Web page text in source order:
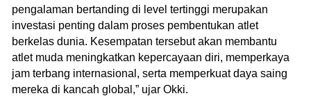
pengalaman bertanding di level tertinggi merupakan
investasi penting dalam proses pembentukan atlet
berkelas dunia. Kesempatan tersebut akan membantu
atlet muda meningkatkan kepercayaan diri, memperkaya
jam terbang internasional, serta memperkuat daya saing
mereka di kancah global,” ujar Okki.